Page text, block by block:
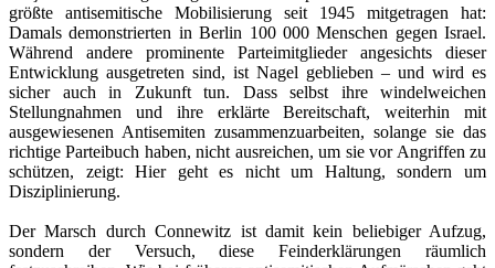
größte antisemitische Mobilisierung seit 1945 mitgetragen hat:
Damals demonstrierten in Berlin 100 000 Menschen gegen Israel.
Während andere prominente Parteimitglieder angesichts dieser
Entwicklung ausgetreten sind, ist Nagel geblieben – und wird es
sicher auch in Zukunft tun. Dass selbst ihre windelweichen
Stellungnahmen und ihre erklärte Bereitschaft, weiterhin mit
ausgewiesenen Antisemiten zusammenzuarbeiten, solange sie das
richtige Parteibuch haben, nicht ausreichen, um sie vor Angriffen zu
schützen, zeigt: Hier geht es nicht um Haltung, sondern um
Disziplinierung.
Der Marsch durch Connewitz ist damit kein beliebiger Aufzug,
sondern der Versuch, diese Feinderklärungen räumlich